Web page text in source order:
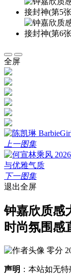
全屏
上一图集
下一图集
退出全屏
钟嘉欣质感
时尚氛围感
零分
声明 ：本站如无